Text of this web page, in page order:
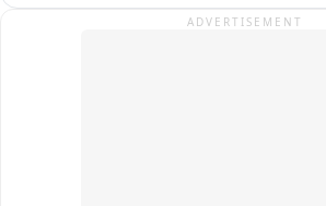
संगमनेर भागातील शेतकरी, कामगार आणि ADVERTISEMENT